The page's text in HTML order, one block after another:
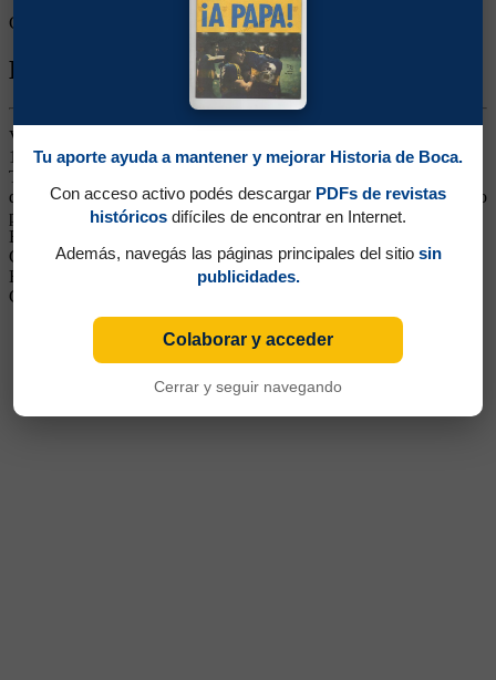
Goles rivales:
Biografía de Claudio Edgar Benetti
Volante derecho. Ganó dos títulos (Apertura 1992 y Copa de Oro
1993). Se lo recordará por siempre por su gol ante San Martín de
Tucumán que le valió el campeonato al equipo de Tabárez y el fin
de una sequía de 11 años sin títulos locales. A pesar de ese hecho, no
pudo afirmarse y se fue a Belgrano, en donde sería verdugo de
Boca, al convertir él en una victoria cordobesa por 1-0 en 1994.
Continuó su carrera en Universitario de Córdoba, Nueva Chicago,
Huracán de San Rafael, Estudiantes de Río Cuarto, Temuco de
Chile y Melgar de Perú
Tu aporte ayuda a mantener y mejorar Historia de Boca.
Con acceso activo podés descargar PDFs de revistas
históricos difíciles de encontrar en Internet.
Además, navegás las páginas principales del sitio sin
publicidades.
Colaborar y acceder
Cerrar y seguir navegando